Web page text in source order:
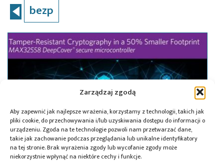
Zarządzaj zgodą
Aby zapewnić jak najlepsze wrażenia, korzystamy z technologii, takich jak
pliki cookie, do przechowywania i/lub uzyskiwania dostępu do informacji o
urządzeniu. Zgoda na te technologie pozwoli nam przetwarzać dane,
takie jak zachowanie podczas przeglądania lub unikalne identyfikatory
na tej stronie. Brak wyrażenia zgody lub wycofanie zgody może
niekorzystnie wpłynąć na niektóre cechy i funkcje.
bezp